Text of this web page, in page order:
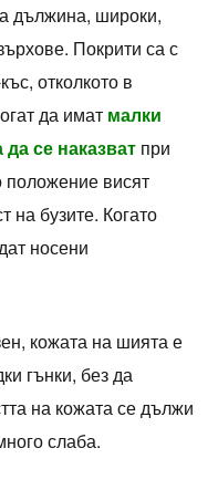
дължина, широки,
Покрити са с
отколкото в
да имат малки
се наказват при
положение висят
на бузите. Когато
носени
кожата на шията е
гънки, без да
на кожата се дължи
слаба.